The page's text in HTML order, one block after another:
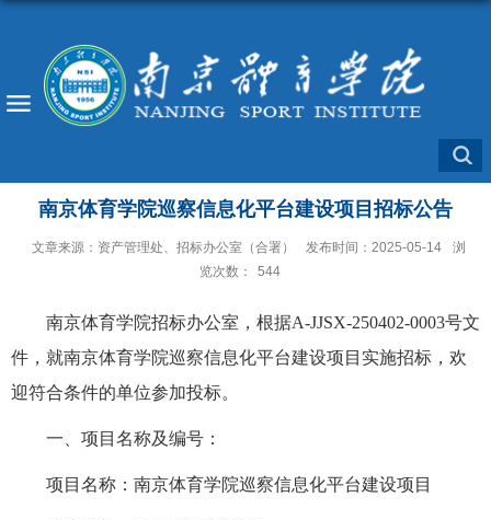
南京体育学院巡察信息化平台建设项目招标公告
文章来源：资产管理处、招标办公室（合署） 发布时间：2025-05-14
浏
览次数：
544
南京体育学院招标办公室，根据A-JJSX-250402-0003号文
件 ，就南京体育学院巡察信息化平台建设项目实施招标，欢
迎符合条件的单位参加投标。
一、项目名称及编号：
项目名称：南京体育学院巡察信息化平台建设项目